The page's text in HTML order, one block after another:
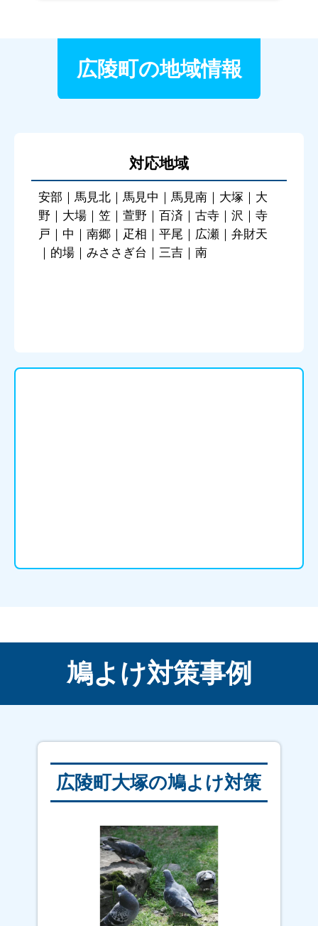
広陵町の地域情報
対応地域
安部｜馬見北｜馬見中｜馬見南｜大塚｜大
野｜大場｜笠｜萱野｜百済｜古寺｜沢｜寺
戸｜中｜南郷｜疋相｜平尾｜広瀬｜弁財天
｜的場｜みささぎ台｜三吉｜南
鳩よけ対策事例
広陵町大塚の鳩よけ対策